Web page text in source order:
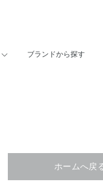
ブランドから探す
ホームへ戻